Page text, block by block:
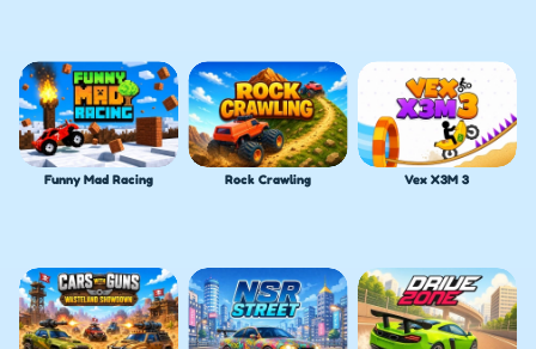
Funny Mad Racing Rock Crawling Vex X3M 3